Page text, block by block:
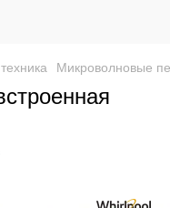
Микроволновые